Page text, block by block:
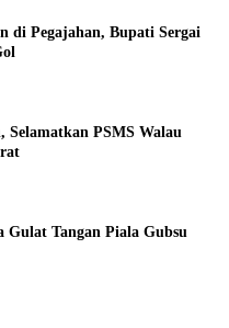
di Pegajahan, Bupati Sergai
Selamatkan PSMS Walau
Gulat Tangan Piala Gubsu